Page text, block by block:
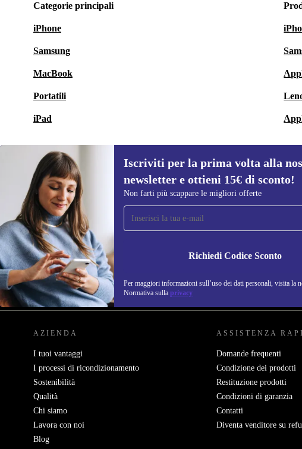
Categorie principali
iPhone
Samsung
MacBook
Portatili
iPad
Iscriviti per la prima volta alla
newsletter e ottieni 15€ di sconto!
Non farti più scappare le migliori offerte
Richiedi Codice Sconto
Per maggiori informazioni sull’uso dei dati personali, visita la
Normativa sulla privacy
Iscriviti per la prima volta alla nostra
newsletter e ottieni 15€ di sconto!
Non farti più scappare le migliori offerte.
Per
REFURBED ITALIA - RETHINK NEW.
AZIENDA
I tuoi vantaggi
I processi di ricondizionamento
Sostenibilità
Qualità
Chi siamo
Lavora con noi
Blog
ASSISTENZA
Domande frequenti
Condizione dei prodotti
Restituzione prodotti
Condizioni di garanzia
Contatti
Diventa venditore su